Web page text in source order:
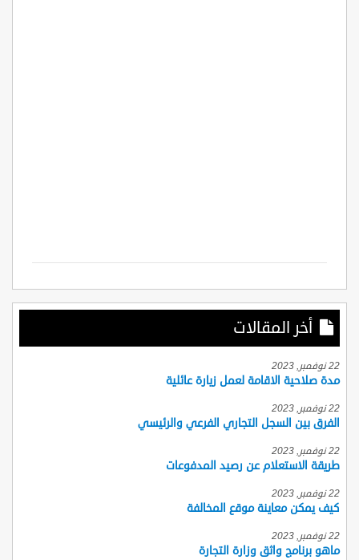
أخر المقالات
22 نوفمبر, 2023
مدة صلاحية الاقامة لعمل زيارة عائلية
22 نوفمبر, 2023
الفرق بين السجل التجاري الفرعي والرئيسي
22 نوفمبر, 2023
طريقة الاستعلام عن رصيد المدفوعات
22 نوفمبر, 2023
كيف يمكن معاينة موقع المخالفة
22 نوفمبر, 2023
ماهو برنامج واثق وزارة التجارة